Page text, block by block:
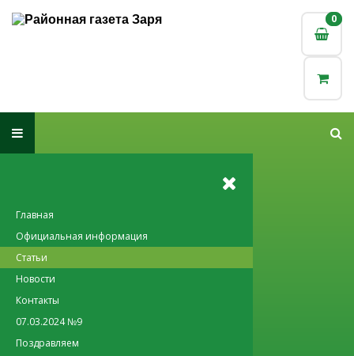
0
0
Главная
Официальная информация
Статьи
Новости
Контакты
07.03.2024 №9
Поздравляем